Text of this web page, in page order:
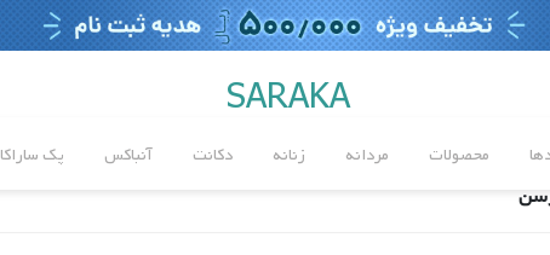
SARAKA
محصولات مردانه زنانه دکانت آنباکس پک ساراکا